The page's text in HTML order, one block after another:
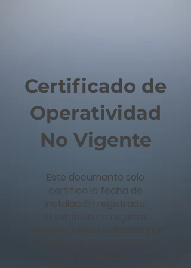
Certificado de
Operatividad
No Vigente
Este documento solo
certifica la fecha de
instalación registrada.
El vehículo no registra